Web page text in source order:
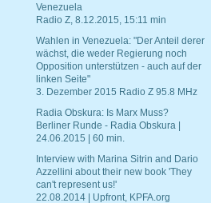
Venezuela
Radio Z, 8.12.2015, 15:11 min
Wahlen in Venezuela: "Der Anteil derer
wächst, die weder Regierung noch
Opposition unterstützen - auch auf der
linken Seite"
3. Dezember 2015 Radio Z 95.8 MHz
Radia Obskura: Is Marx Muss?
Berliner Runde - Radia Obskura |
24.06.2015 | 60 min.
Interview with Marina Sitrin and Dario
Azzellini about their new book 'They
can't represent us!'
22.08.2014 | Upfront, KPFA.org